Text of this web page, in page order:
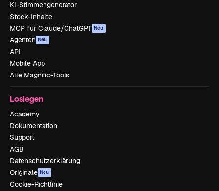
KI-Stimmengenerator
Stock-Inhalte
MCP für Claude/ChatGPT Neu
Agenten Neu
API
Mobile App
Alle Magnific-Tools
Loslegen
Academy
Dokumentation
Support
AGB
Datenschutzerklärung
Originale Neu
Cookie-Richtlinie